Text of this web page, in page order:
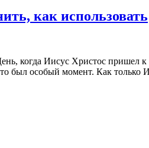
как использовать
когда Иисус Христос пришел
особый момент. Как только